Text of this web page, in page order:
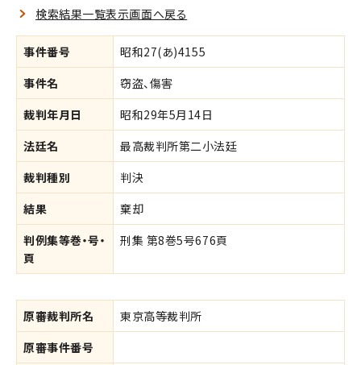
検索結果一覧表示画面へ戻る
事件番号
昭和27(あ)4155
事件名
窃盗、傷害
裁判年月日
昭和29年5月14日
法廷名
最高裁判所第二小法廷
裁判種別
判決
結果
棄却
判例集等巻・号・
頁
刑集 第8巻5号676頁
原審裁判所名
東京高等裁判所
原審事件番号